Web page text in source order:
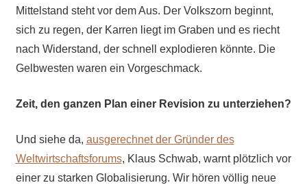
Mittelstand steht vor dem Aus. Der Volkszorn beginnt,
sich zu regen, der Karren liegt im Graben und es riecht
nach Widerstand, der schnell explodieren könnte. Die
Gelbwesten waren ein Vorgeschmack.
Zeit, den ganzen Plan einer Revision zu unterziehen?
Und siehe da, ausgerechnet der Gründer des
Weltwirtschaftsforums, Klaus Schwab, warnt plötzlich vor
einer zu starken Globalisierung. Wir hören völlig neue